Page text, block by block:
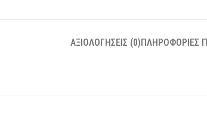
ΑΞΙΟΛΟΓΉΣΕΙΣ (0)ΠΛΗΡΟΦΟΡΊΕΣ